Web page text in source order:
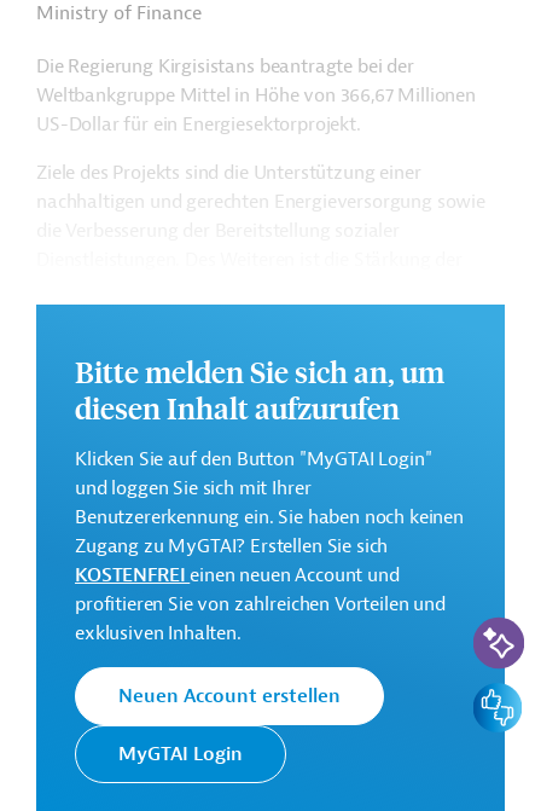
Ministry of Finance
Die Regierung Kirgisistans beantragte bei der
Weltbankgruppe Mittel in Höhe von 366,67 Millionen
US-Dollar für ein Energiesektorprojekt.
Ziele des Projekts sind die Unterstützung einer
nachhaltigen und gerechten Energieversorgung sowie
Weitere Informationen zu dem Entwicklungsprojekt
finden Sie auf derWebseite der Weltbankgruppe
und im Originaldokument, das zum Download
bereitsteht.
GTAI informiert über dieWeltbankgruppe
Schwerpunkte, Regularien und praktische Hinweise zur
Geschäftsanbahnung.
Gesamtkosten:
383,33 Millionen US-Dollar
Geberbeitrag:
366,67 Millionen US-Dollar (Weltbankgruppe, Mittel;
beantragt)
Kontaktadressen
Bitte melden Sie sich an, um
diesen Inhalt aufzurufen
Klicken Sie auf den Button "MyGTAI Login"
und loggen Sie sich mit Ihrer
Benutzererkennung ein. Sie haben noch keinen
Zugang zu MyGTAI? Erstellen Sie sich
KOSTENFREIeinen neuen Account und
profitieren Sie von zahlreichen Vorteilen und
exklusiven Inhalten.
Neuen Account erstellen
MyGTAI Login
KI-